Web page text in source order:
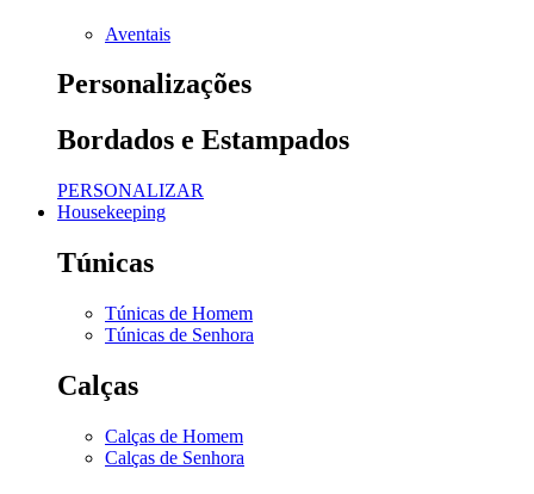
Aventais
Personalizações
Bordados e Estampados
PERSONALIZAR
Housekeeping
Túnicas
Túnicas de Homem
Túnicas de Senhora
Calças
Calças de Homem
Calças de Senhora